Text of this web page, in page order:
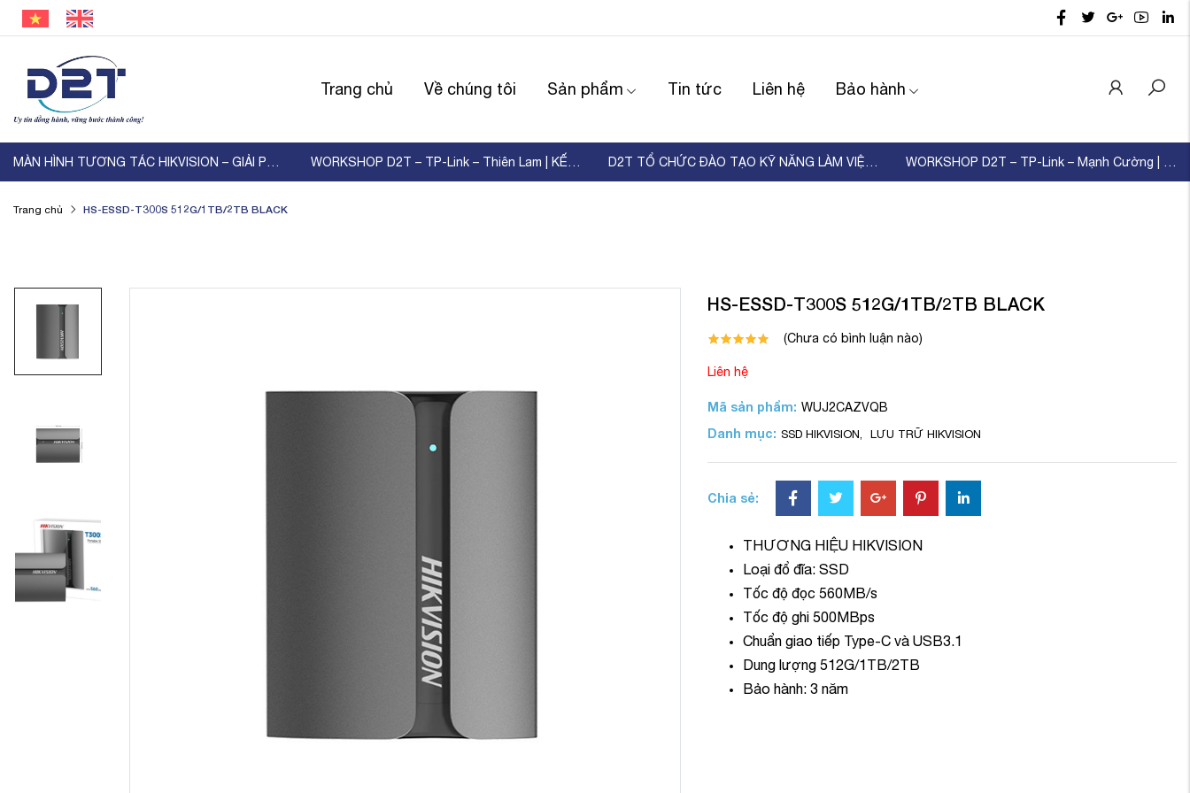
Trang chủ Về chúng tôi Sản phẩm Tin tức Liên hệ Bảo hành
MÀN HÌNH TƯƠNG TÁC HIKVISION – GIẢI PHÁP HIỂN ... WORKSHOP D2T – TP-Link – Thiên Lam | KẾT NỐI ... D2T TỔ CHỨC ĐÀO TẠO KỸ NĂNG LÀM VIỆC NHÓM – XÂ ... WORKSHOP D2T – TP-Link – Mạnh Cường | KẾT NỐI ...
Trang chủ HS-ESSD-T300S 512G/1TB/2TB BLACK
HS-ESSD-T300S 512G/1TB/2TB BLACK
(Chưa có bình luận nào)
Liên hệ
Mã sản phẩm: WUJ2CAZVQB
Danh mục: SSD HIKVISION, LƯU TRỮ HIKVISION
Chia sẻ:
THƯƠNG HIỆU HIKVISION
Loại đổ đĩa: SSD
Tốc độ đọc 560MB/s
Tốc độ ghi 500MBps
Chuẩn giao tiếp Type-C và USB3.1
Dung lượng 512G/1TB/2TB
Bảo hành: 3 năm